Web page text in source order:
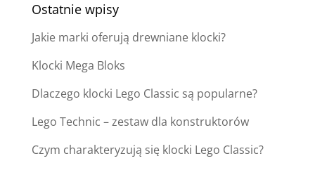
Ostatnie wpisy
Jakie marki oferują drewniane klocki?
Klocki Mega Bloks
Dlaczego klocki Lego Classic są popularne?
Lego Technic – zestaw dla konstruktorów
Czym charakteryzują się klocki Lego Classic?